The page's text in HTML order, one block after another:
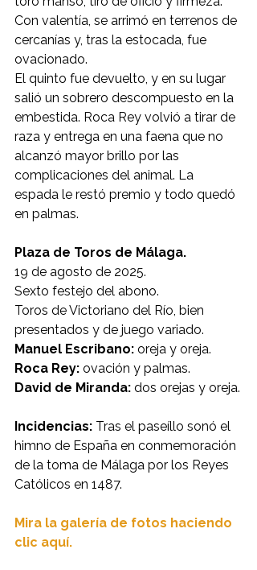
Con valentía, se arrimó en terrenos de
cercanías y, tras la estocada, fue
ovacionado.
El quinto fue devuelto, y en su lugar
salió un sobrero descompuesto en la
embestida. Roca Rey volvió a tirar de
raza y entrega en una faena que no
alcanzó mayor brillo por las
complicaciones del animal. La
espada le restó premio y todo quedó
en palmas.
Plaza de Toros de Málaga.
19 de agosto de 2025.
Sexto festejo del abono.
Toros de Victoriano del Río, bien
presentados y de juego variado.
Manuel Escribano: oreja y oreja.
Roca Rey: ovación y palmas.
David de Miranda: dos orejas y oreja.
Incidencias: Tras el paseíllo sonó el
himno de España en conmemoración
de la toma de Málaga por los Reyes
Católicos en 1487.
Mira la galería de fotos haciendo
clic aquí.